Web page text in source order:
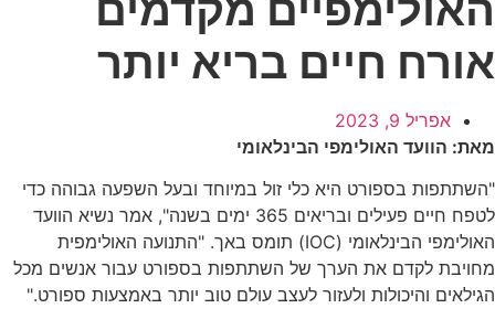
אורח חיים בריא יותר
אפריל 9, 2023
מאת: הוועד האולימפי הבינלאומי
"השתתפות בספורט היא כלי זול במיוחד ובעל השפעה גבוהה כדי
לטפח חיים פעילים ובריאים 365 ימים בשנה", אמר נשיא הוועד
האולימפי הבינלאומי (IOC) תומס באך. "התנועה האולימפית
מחויבת לקדם את הערך של השתתפות בספורט עבור אנשים מכל
הגילאים והיכולות ולעזור לעצב עולם טוב יותר באמצעות ספורט."